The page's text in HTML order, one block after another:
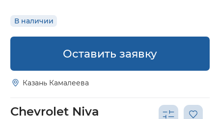
В наличии
Оставить заявку
Казань Камалеева
Chevrolet Niva